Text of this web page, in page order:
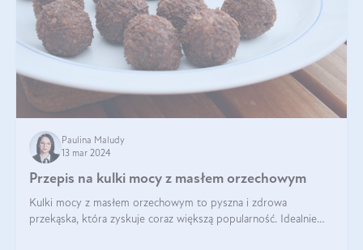
Paulina Maludy
13 mar 2024
Przepis na kulki mocy z masłem orzechowym
Kulki mocy z masłem orzechowym to pyszna i zdrowa
przekąska, która zyskuje coraz większą popularność. Idealnie